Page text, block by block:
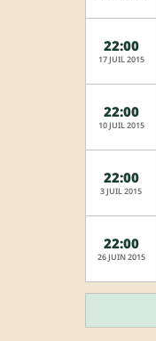
22:00
17 JUIL 2015
22:00
10 JUIL 2015
22:00
3 JUIL 2015
22:00
26 JUIN 2015